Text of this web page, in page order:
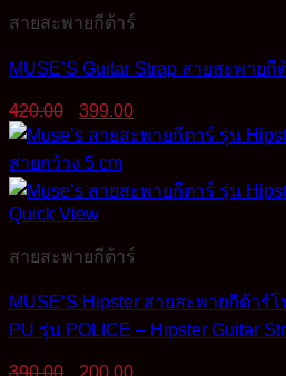
สายสะพายกีต้าร์
MUSE’S Guitar Strap สายสะพาย
420.00
Original
price
was:
420.00฿.
399.00
price
is:
Quick View
สายสะพายกีต้าร์
MUSE’S Hipster สายสะพายกีต้าร์
PU รุ่น POLICE – Hipster Guitar
390.00
Original
200.00